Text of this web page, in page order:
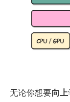
无论你想要向上